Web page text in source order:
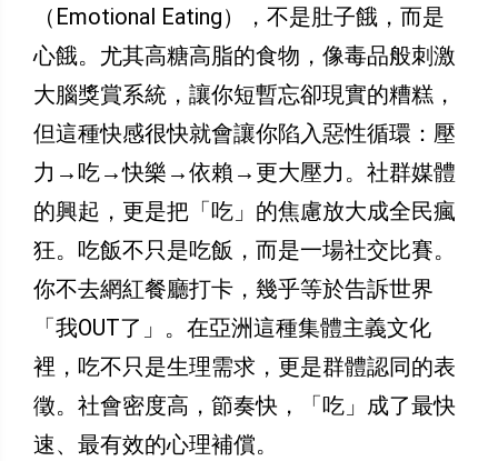
（Emotional Eating），不是肚子餓，而是
心餓。尤其高糖高脂的食物，像毒品般刺激
大腦獎賞系統，讓你短暫忘卻現實的糟糕，
但這種快感很快就會讓你陷入惡性循環：壓
力→吃→快樂→依賴→更大壓力。社群媒體
的興起，更是把「吃」的焦慮放大成全民瘋
狂。吃飯不只是吃飯，而是一場社交比賽。
你不去網紅餐廳打卡，幾乎等於告訴世界
「我OUT了」。在亞洲這種集體主義文化
裡，吃不只是生理需求，更是群體認同的表
徵。社會密度高，節奏快，「吃」成了最快
速、最有效的心理補償。